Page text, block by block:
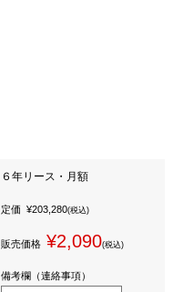
６年リース・月額
定価 ¥203,280(税込)
販売価格 ¥2,090(税込)
備考欄（連絡事項）